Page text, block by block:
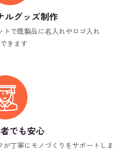
ルグッズ制作
で既製品に名入れやロゴ入れ
できます
でも安心
丁寧にモノづくりをサポートしま